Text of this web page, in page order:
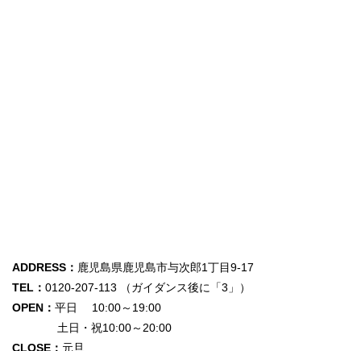
ADDRESS： 鹿児島県鹿児島市与次郎1丁目9-17
TEL： 0120-207-113 （ガイダンス後に「3」）
OPEN： 平日 10:00～19:00
土日・祝10:00～20:00
CLOSE： 元旦